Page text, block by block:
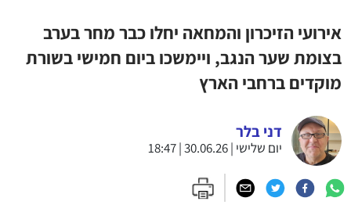
אירועי הזיכרון והמחאה יחלו כבר מחר בערב
בצומת שער הנגב, ויימשכו ביום חמישי בשורת
מוקדים ברחבי הארץ
דני בלר
יום שלישי | 30.06.26 | 18:47